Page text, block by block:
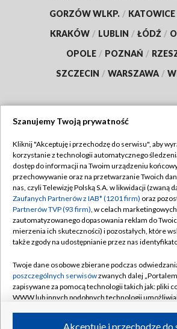
GORZÓW WLKP. / KATOWICE
KRAKÓW / LUBLIN / ŁÓDŹ /
OPOLE / POZNAŃ /
SZCZECIN / WARSZAWA /
TVP
Abonament TVP
Emisja w TVP
Centrum informacji TVP
Naziemna Telewizja Cyfrowa
Rada Programowa
System NOS
Informacje o nadawcy
Regulamin TVP
Polityka
Moje zgody
Pomoc
Kontakt
Kanały
Szanujemy Twoją prywatność
Kliknij "Akceptuję i przechodzę do serwisu", aby
korzystanie z technologii automatycznego
dostęp do informacji na Twoim urządzeniu
przechowywanie oraz na przetwarzanie Twoich
nas, czyli Telewizję Polską S.A. w likwidacji (zwaną
Zaufanych Partnerów z IAB* (1201 firm) oraz
Partnerów TVP (93 firm), w celach
zautomatyzowanego dopasowania reklam do
mierzenia ich skuteczności) i pozostałych, które
także zgody na udostępnianie przez nas
Twoje dane osobowe zbierane podczas
poszczególnych serwisówzwanych dalej
zapisywane za pomocą technologii takich jak: pliki
WWW lub innych podobnych technologii
Akceptuję i przechodzę do